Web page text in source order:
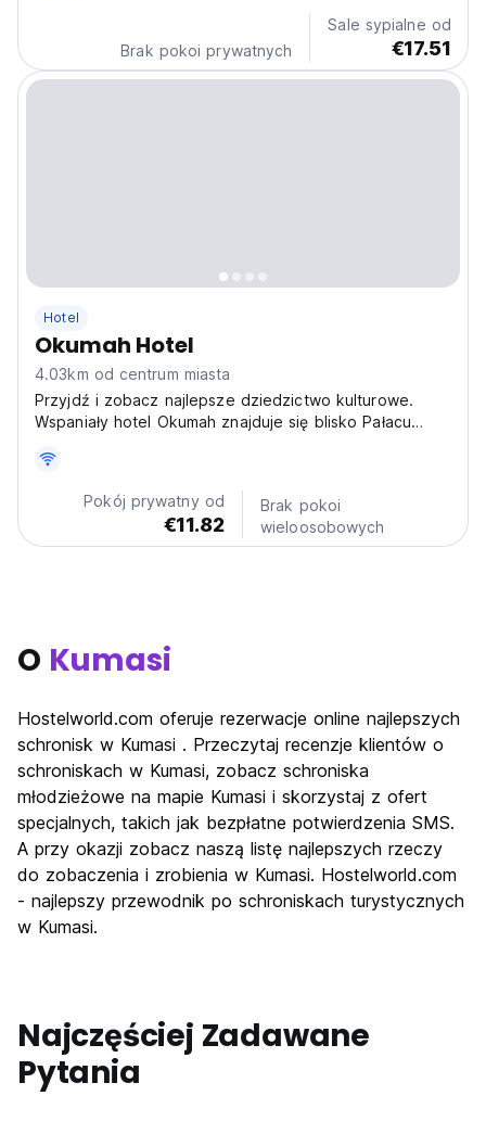
and wardrobe for your convenience. Enjoy...
Brak pokoi prywatnych
Sale sypialne od
€17.51
Hotel
Okumah Hotel
4.03km od centrum miasta
Przyjdź i zobacz najlepsze dziedzictwo kulturowe.
Wspaniały hotel Okumah znajduje się blisko Pałacu
lokalnych atrakcji.
Pokój prywatny od
€11.82
Brak pokoi
wieloosobowych
O Kumasi
Hostelworld.com oferuje rezerwacje online najlepszych
schronisk w Kumasi . Przeczytaj recenzje klientów o
schroniskach w Kumasi, zobacz schroniska
młodzieżowe na mapie Kumasi i skorzystaj z ofert
specjalnych, takich jak bezpłatne potwierdzenia SMS.
A przy okazji zobacz naszą listę najlepszych rzeczy
do zobaczenia i zrobienia w Kumasi. Hostelworld.com
- najlepszy przewodnik po schroniskach turystycznych
w Kumasi.
Najczęściej Zadawane
Pytania